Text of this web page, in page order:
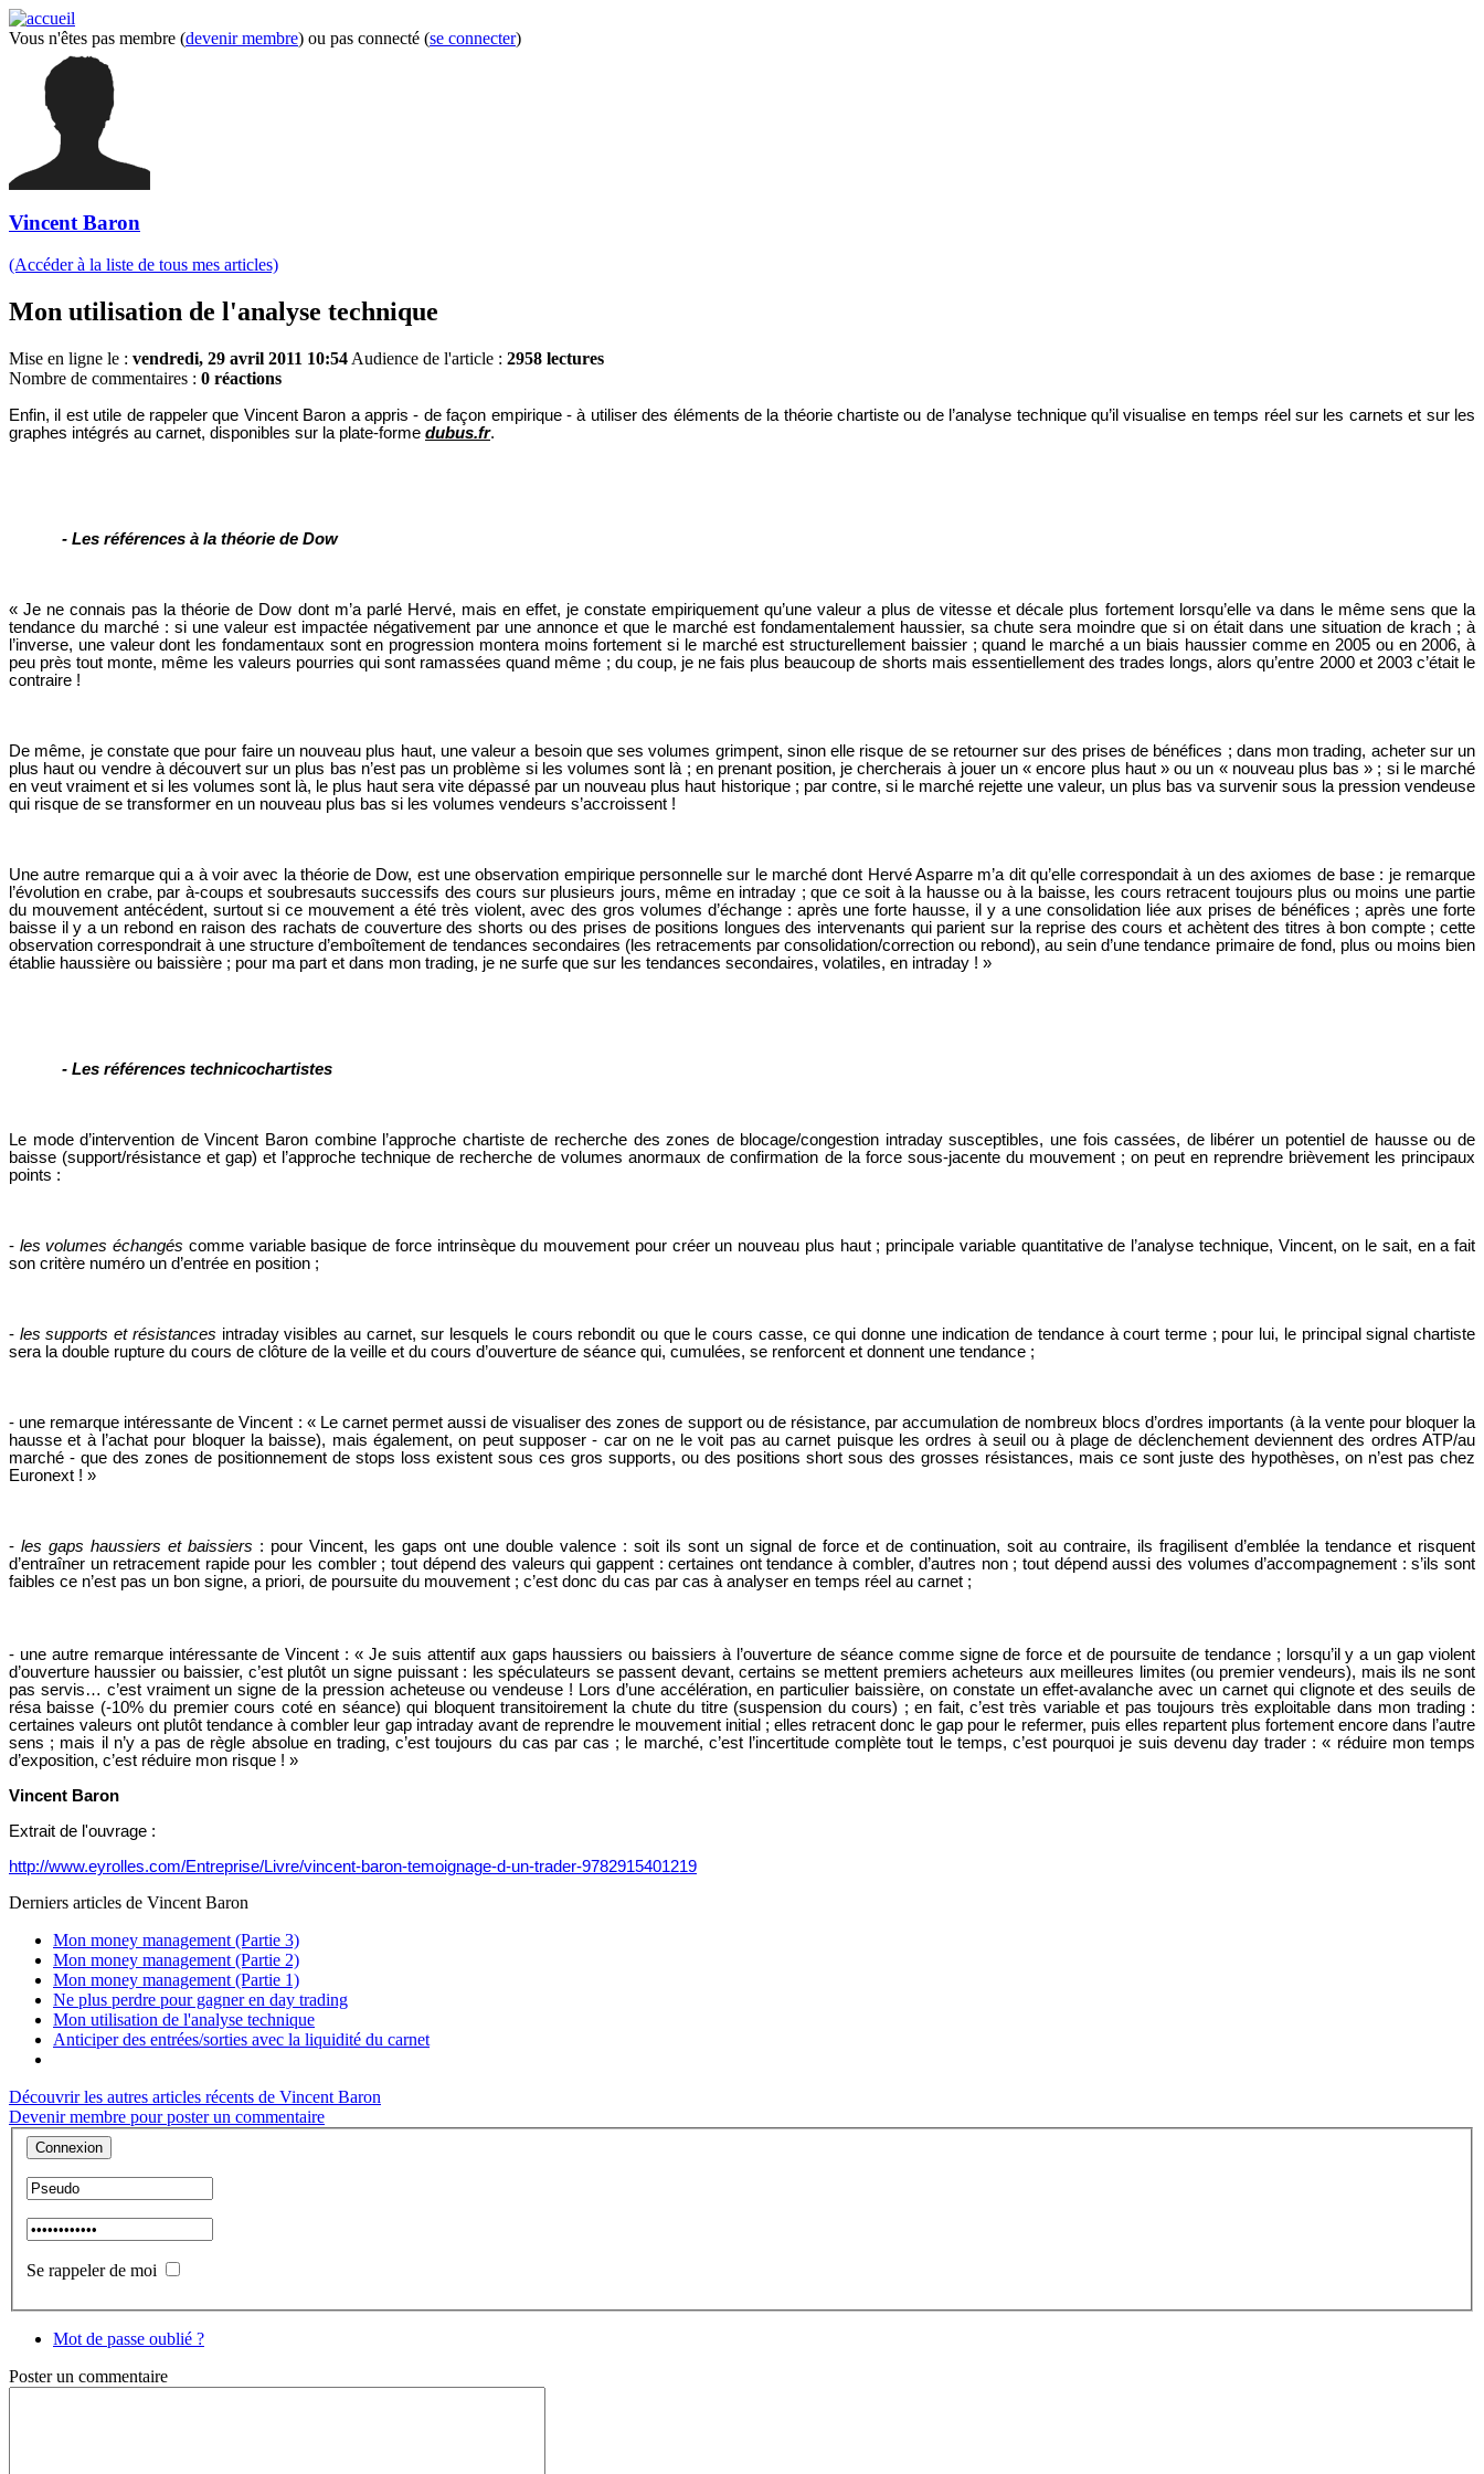
Vous n'êtes pas membre (devenir membre) ou pas connecté (se connecter)
Vincent Baron
(Accéder à la liste de tous mes articles)
Mon utilisation de l'analyse technique
Mise en ligne le : vendredi, 29 avril 2011 10:54 Audience de l'article : 2958 lectures
Nombre de commentaires : 0 réactions
Enfin, il est utile de rappeler que Vincent Baron a appris - de façon empirique - à utiliser des éléments de la théorie chartiste ou de l’analyse technique qu’il visualise en temps réel sur les carnets et sur les
graphes intégrés au carnet, disponibles sur la plate-forme dubus.fr.
- Les références à la théorie de Dow
« Je ne connais pas la théorie de Dow dont m’a parlé Hervé, mais en effet, je constate empiriquement qu’une valeur a plus de vitesse et décale plus fortement lorsqu’elle va dans le même sens que la
tendance du marché : si une valeur est impactée négativement par une annonce et que le marché est fondamentalement haussier, sa chute sera moindre que si on était dans une situation de krach ; à
l’inverse, une valeur dont les fondamentaux sont en progression montera moins fortement si le marché est structurellement baissier ; quand le marché a un biais haussier comme en 2005 ou en 2006, à
peu près tout monte, même les valeurs pourries qui sont ramassées quand même ; du coup, je ne fais plus beaucoup de shorts mais essentiellement des trades longs, alors qu’entre 2000 et 2003 c’était le
contraire !
De même, je constate que pour faire un nouveau plus haut, une valeur a besoin que ses volumes grimpent, sinon elle risque de se retourner sur des prises de bénéfices ; dans mon trading, acheter sur un
plus haut ou vendre à découvert sur un plus bas n’est pas un problème si les volumes sont là ; en prenant position, je chercherais à jouer un « encore plus haut » ou un « nouveau plus bas » ; si le marché
en veut vraiment et si les volumes sont là, le plus haut sera vite dépassé par un nouveau plus haut historique ; par contre, si le marché rejette une valeur, un plus bas va survenir sous la pression vendeuse
qui risque de se transformer en un nouveau plus bas si les volumes vendeurs s’accroissent !
Une autre remarque qui a à voir avec la théorie de Dow, est une observation empirique personnelle sur le marché dont Hervé Asparre m’a dit qu’elle correspondait à un des axiomes de base : je remarque
l’évolution en crabe, par à-coups et soubresauts successifs des cours sur plusieurs jours, même en intraday ; que ce soit à la hausse ou à la baisse, les cours retracent toujours plus ou moins une partie
du mouvement antécédent, surtout si ce mouvement a été très violent, avec des gros volumes d’échange : après une forte hausse, il y a une consolidation liée aux prises de bénéfices ; après une forte
baisse il y a un rebond en raison des rachats de couverture des shorts ou des prises de positions longues des intervenants qui parient sur la reprise des cours et achètent des titres à bon compte ; cette
observation correspondrait à une structure d’emboîtement de tendances secondaires (les retracements par consolidation/correction ou rebond), au sein d’une tendance primaire de fond, plus ou moins bien
établie haussière ou baissière ; pour ma part et dans mon trading, je ne surfe que sur les tendances secondaires, volatiles, en intraday ! »
- Les références technicochartistes
Le mode d’intervention de Vincent Baron combine l’approche chartiste de recherche des zones de blocage/congestion intraday susceptibles, une fois cassées, de libérer un potentiel de hausse ou de
baisse (support/résistance et gap) et l’approche technique de recherche de volumes anormaux de confirmation de la force sous-jacente du mouvement ; on peut en reprendre brièvement les principaux
points :
- les volumes échangés comme variable basique de force intrinsèque du mouvement pour créer un nouveau plus haut ; principale variable quantitative de l’analyse technique, Vincent, on le sait, en a fait
son critère numéro un d’entrée en position ;
- les supports et résistances intraday visibles au carnet, sur lesquels le cours rebondit ou que le cours casse, ce qui donne une indication de tendance à court terme ; pour lui, le principal signal chartiste
sera la double rupture du cours de clôture de la veille et du cours d’ouverture de séance qui, cumulées, se renforcent et donnent une tendance ;
- une remarque intéressante de Vincent : « Le carnet permet aussi de visualiser deszones de support ou de résistance, par accumulation de nombreux blocs d’ordres importants (à la vente pour bloquer la
hausse et à l’achat pour bloquer la baisse), mais également, on peut supposer - car on ne le voit pas au carnet puisque les ordres à seuil ou à plage de déclenchement deviennent des ordres ATP/au
marché - que des zones de positionnement de stops loss existent sous ces gros supports, ou des positions short sous des grosses résistances, mais ce sont juste des hypothèses, on n’est pas chez
Euronext ! »
- les gaps haussiers et baissiers : pour Vincent, les gaps ont une double valence : soit ils sont un signal de force et de continuation, soit au contraire, ils fragilisent d’emblée la tendance et risquent
d’entraîner un retracement rapide pour les combler ; tout dépend des valeurs qui gappent : certaines ont tendance à combler, d’autres non ; tout dépend aussi des volumes d’accompagnement : s’ils sont
faibles ce n’est pas un bon signe, a priori, de poursuite du mouvement ; c’est donc du cas par cas à analyser en temps réel au carnet ;
- une autre remarque intéressante de Vincent : « Je suis attentif aux gaps haussiers ou baissiers à l’ouverture de séance comme signe de force et de poursuite de tendance ; lorsqu’il y a un gap violent
d’ouverture haussier ou baissier, c’est plutôt un signe puissant : les spéculateurs se passent devant, certains se mettent premiers acheteurs aux meilleures limites (ou premier vendeurs), mais ils ne sont
pas servis… c’est vraiment un signe de la pression acheteuse ou vendeuse ! Lors d’une accélération, en particulier baissière, on constate un effet-avalanche avec un carnet qui clignote et des seuils de
résa baisse (-10% du premier cours coté en séance) qui bloquent transitoirement la chute du titre (suspension du cours) ; en fait, c’est très variable et pas toujours très exploitable dans mon trading :
certaines valeurs ont plutôt tendance à combler leur gap intraday avant de reprendre le mouvement initial ; elles retracent donc le gap pour le refermer, puis elles repartent plus fortement encore dans l’autre
sens ; mais il n’y a pas de règle absolue en trading, c’est toujours du cas par cas ; le marché, c’est l’incertitude complète tout le temps, c’est pourquoi je suis devenu day trader : « réduire mon temps
d’exposition, c’est réduire mon risque ! »
Vincent Baron
Extrait de l'ouvrage :
http://www.eyrolles.com/Entreprise/Livre/vincent-baron-temoignage-d-un-trader-9782915401219
Derniers articles de Vincent Baron
Mon money management (Partie 3)
Mon money management (Partie 2)
Mon money management (Partie 1)
Ne plus perdre pour gagner en day trading
Mon utilisation de l'analyse technique
Anticiper des entrées/sorties avec la liquidité du carnet
Découvrir les autres articles récents de Vincent Baron
Devenir membre pour poster un commentaire
Se rappeler de moi
Mot de passe oublié ?
Posterun commentaire